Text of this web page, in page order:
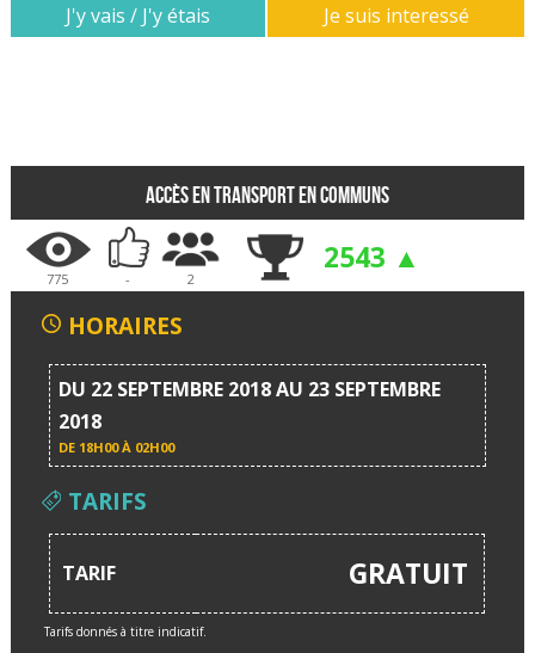
J'y vais / J'y étais Je suis interessé
Accès en transport en communs
775 - 2
2543 ▲
HORAIRES
DU 22 SEPTEMBRE 2018 AU 23 SEPTEMBRE
2018
DE 18H00 À 02H00
TARIFS
TARIF GRATUIT
Tarifs donnés à titre indicatif.